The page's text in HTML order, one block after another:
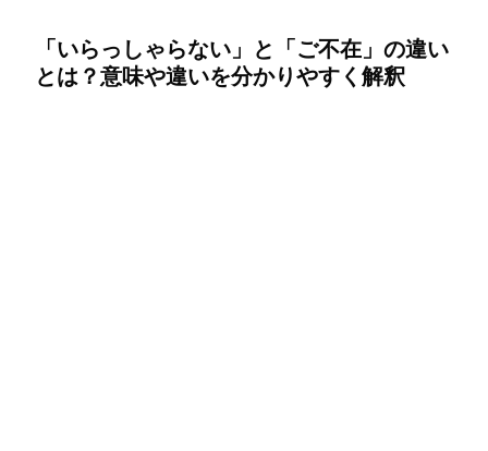
「いらっしゃらない」と「ご不在」の違い
とは？意味や違いを分かりやすく解釈